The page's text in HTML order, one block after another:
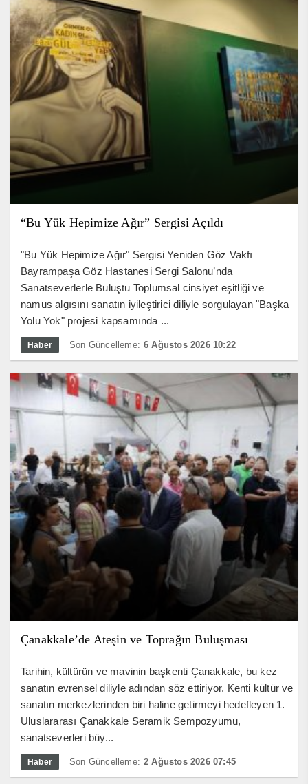
“Bu Yük Hepimize Ağır” Sergisi Açıldı
"Bu Yük Hepimize Ağır" Sergisi Yeniden Göz Vakfı
Bayrampaşa Göz Hastanesi Sergi Salonu’nda
Sanatseverlerle Buluştu Toplumsal cinsiyet eşitliği ve
namus algısını sanatın iyileştirici diliyle sorgulayan "Başka
Yolu Yok" projesi kapsamında ...
Haber Son Güncelleme: 6 Ağustos 2026 10:22
Çanakkale’de Ateşin ve Toprağın Buluşması
Tarihin, kültürün ve mavinin başkenti Çanakkale, bu kez
sanatın evrensel diliyle adından söz ettiriyor. Kenti kültür ve
sanatın merkezlerinden biri haline getirmeyi hedefleyen 1.
Uluslararası Çanakkale Seramik Sempozyumu,
sanatseverleri büy...
Haber Son Güncelleme: 2 Ağustos 2026 07:45